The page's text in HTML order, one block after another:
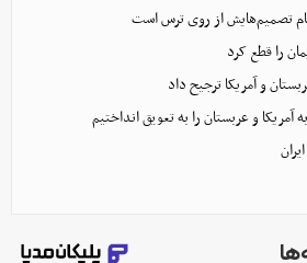
تصمیم‌هایش از روی ترس است
را قطع کرد
و آمریکا ترجیح داد
و عربستان را به تعویق انداختیم